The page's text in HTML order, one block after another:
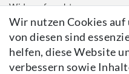
Widerrufs­recht
Impressum
Daten­schutz­erklärung
AGB
Kontakt
Wir nutzen Cookies
von diesen sind
helfen, diese Website
verbessern sowie